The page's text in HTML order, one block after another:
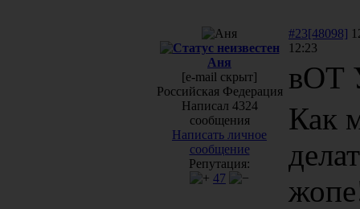
Аня
[e-mail скрыт]
Российская Федерация
Написал 4324
сообщения
Написать личное
сообщение
Репутация:
47
#23[48098]
12:23
вОТ
Как